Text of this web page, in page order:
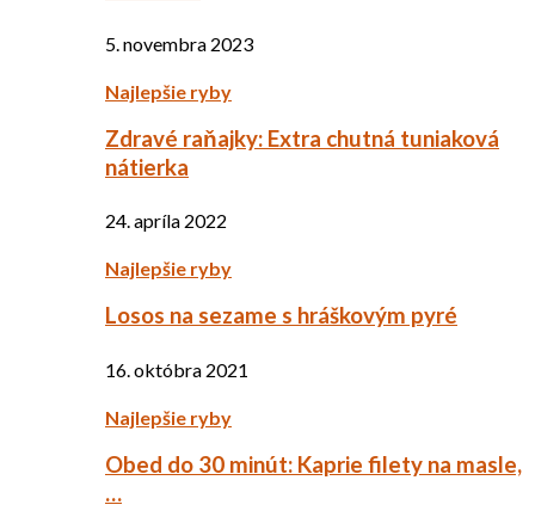
5. novembra 2023
Najlepšie ryby
Zdravé raňajky: Extra chutná tuniaková
nátierka
24. apríla 2022
Najlepšie ryby
Losos na sezame s hráškovým pyré
16. októbra 2021
Najlepšie ryby
Obed do 30 minút: Kaprie filety na masle,
…